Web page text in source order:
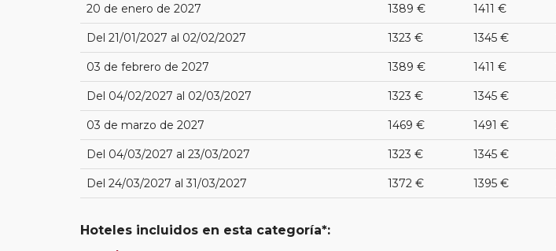
20 de enero de 2027 1389 € 1411 €
Del 21/01/2027 al 02/02/2027 1323 € 1345 €
03 de febrero de 2027 1389 € 1411 €
Del 04/02/2027 al 02/03/2027 1323 € 1345 €
03 de marzo de 2027 1469 € 1491 €
Del 04/03/2027 al 23/03/2027 1323 € 1345 €
Del 24/03/2027 al 31/03/2027 1372 € 1395 €
Hoteles incluidos en esta categoría*: